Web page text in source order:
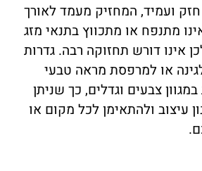
ועמיד, המחזיק מעמד לאורך
מתנפח או מתכווץ בתנאי מזג
אינו דורש תחזוקה רבה. גדרות
או למרפסת מראה טבעי
במגוון צבעים וגדלים, כך שניתן
עיצוב ולהתאימן לכל מקום או